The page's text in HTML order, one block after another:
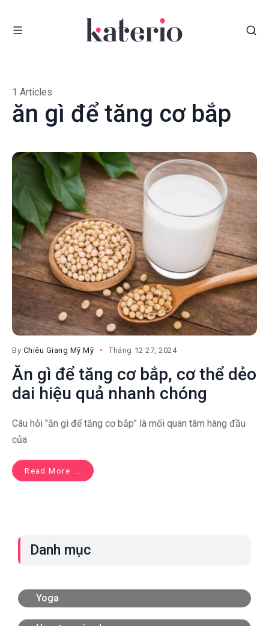
ăn gì để tăng cơ bắp
1 Articles
By Chiêu Giang Mỹ Mỹ Tháng 12 27, 2024
Ăn gì để tăng cơ bắp, cơ thể dẻo
dai hiệu quả nhanh chóng
Câu hỏi "ăn gì để tăng cơ bắp" là mối quan tâm hàng đầu
của
Read More ...
Danh mục
Yoga